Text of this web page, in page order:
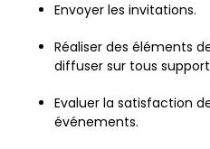
Envoyer les invitations.
Réaliser des éléments
diffuser sur tous
Evaluer la satisfaction
événements.